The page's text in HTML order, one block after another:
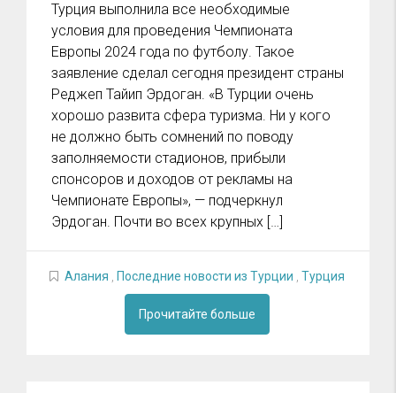
Турция выполнила все необходимые
условия для проведения Чемпионата
Европы 2024 года по футболу. Такое
заявление сделал сегодня президент страны
Реджеп Тайип Эрдоган. «В Турции очень
хорошо развита сфера туризма. Ни у кого
не должно быть сомнений по поводу
заполняемости стадионов, прибыли
спонсоров и доходов от рекламы на
Чемпионате Европы», — подчеркнул
Эрдоган. Почти во всех крупных […]
Алания Последние новости из Турции Турция
Прочитайте больше